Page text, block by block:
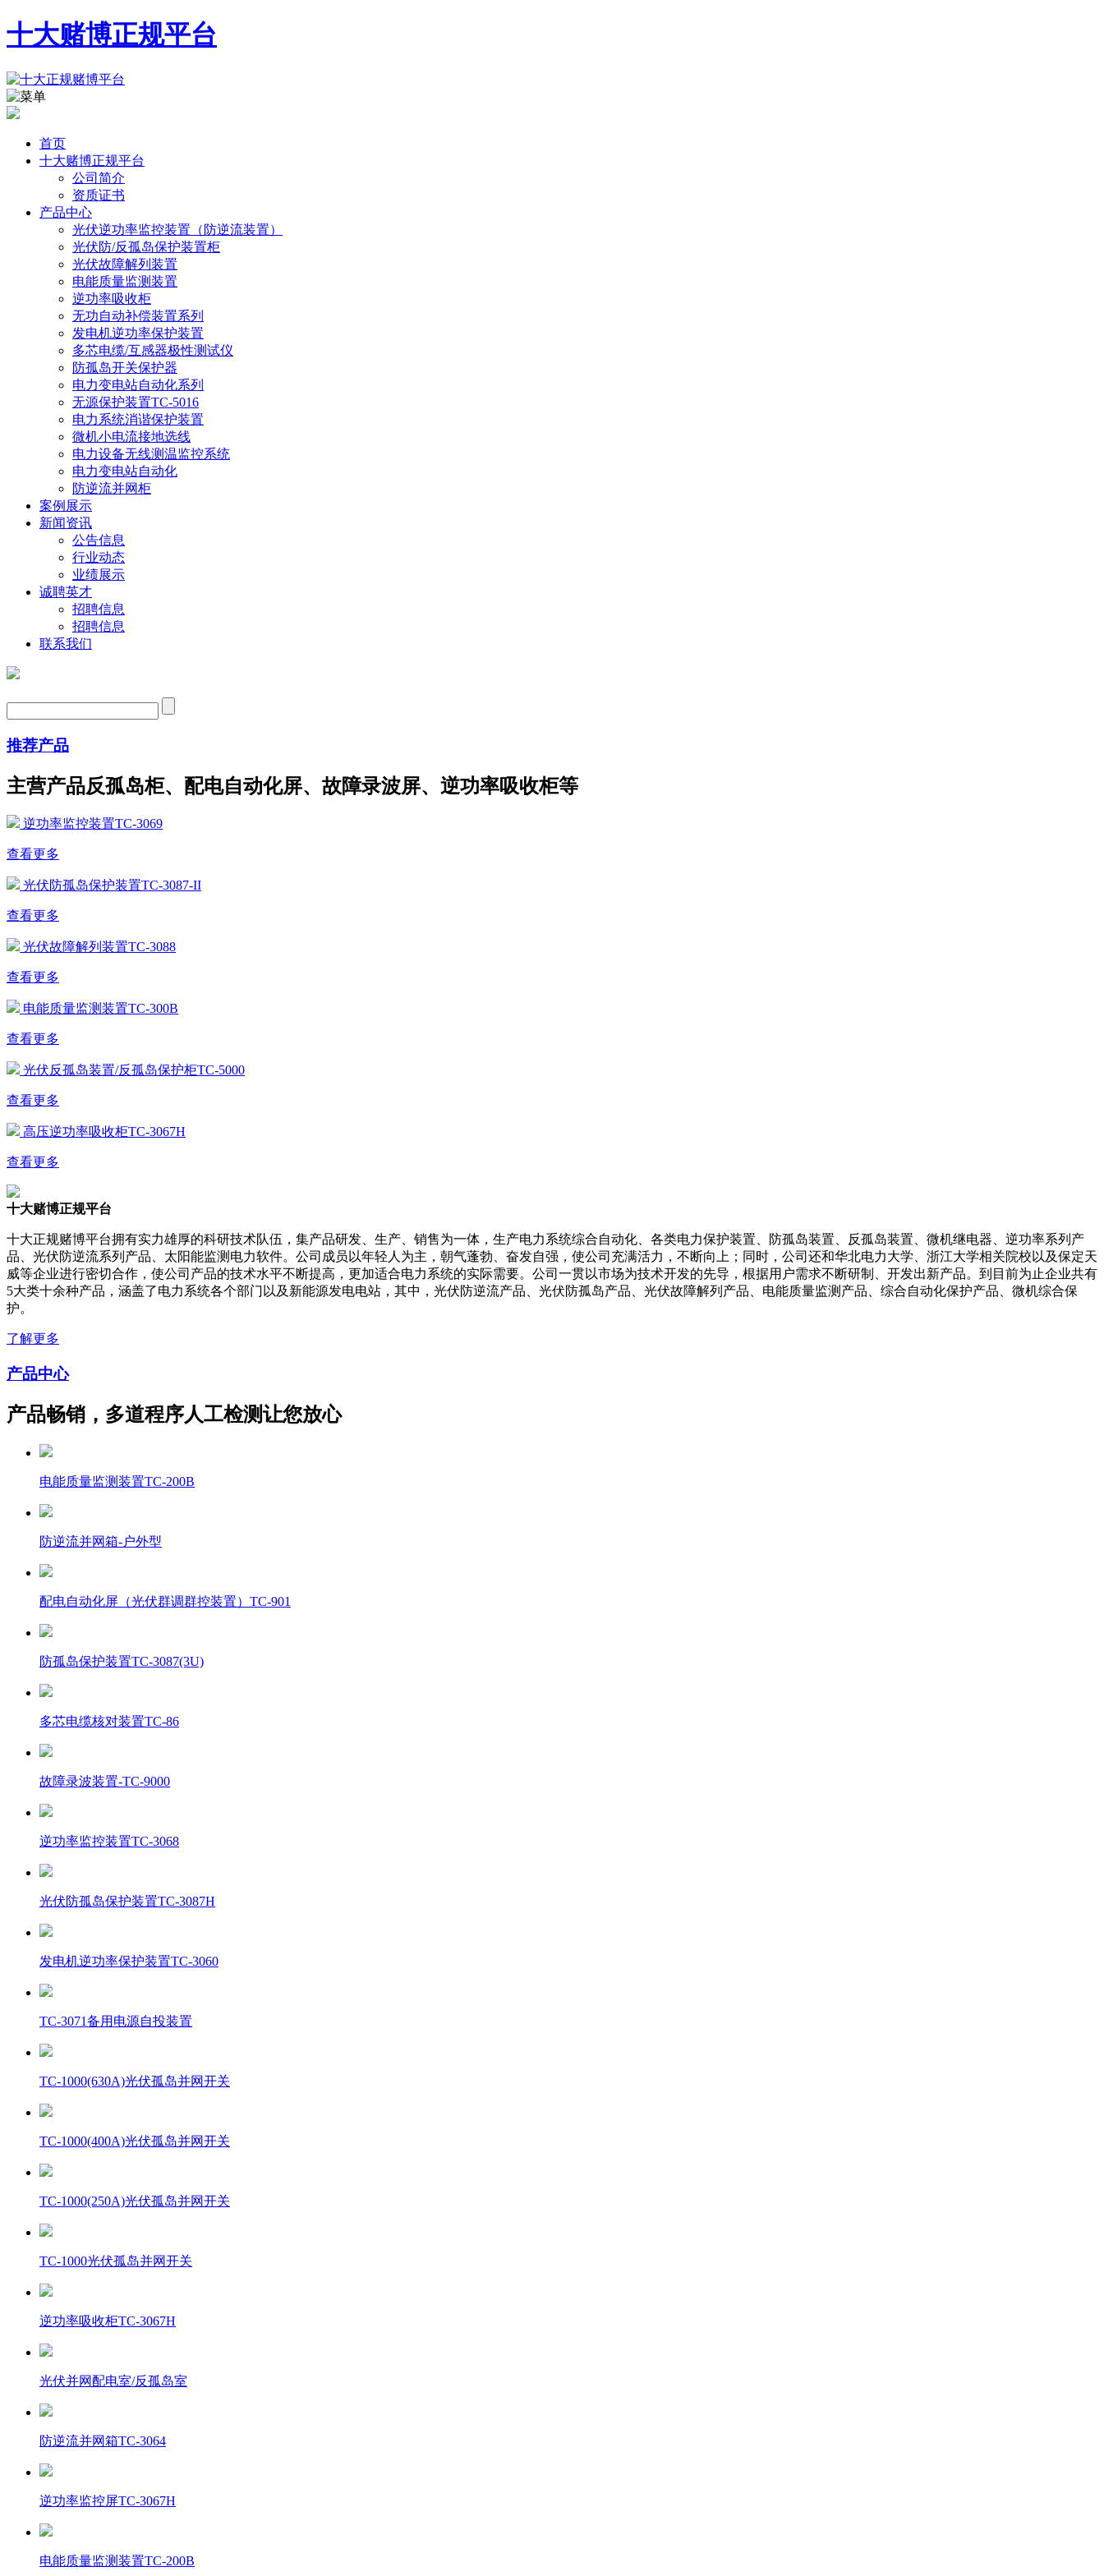
十大赌博正规平台
首页
十大赌博正规平台
公司简介
资质证书
产品中心
光伏逆功率监控装置（防逆流装置）
光伏防/反孤岛保护装置柜
光伏故障解列装置
电能质量监测装置
逆功率吸收柜
无功自动补偿装置系列
发电机逆功率保护装置
多芯电缆/互感器极性测试仪
防孤岛开关保护器
电力变电站自动化系列
无源保护装置TC-5016
电力系统消谐保护装置
微机小电流接地选线
电力设备无线测温监控系统
电力变电站自动化
防逆流并网柜
案例展示
新闻资讯
公告信息
行业动态
业绩展示
诚聘英才
招聘信息
招聘信息
联系我们
推荐产品
主营产品反孤岛柜、配电自动化屏、故障录波屏、逆功率吸收柜等
逆功率监控装置TC-3069
查看更多
光伏防孤岛保护装置TC-3087-II
查看更多
光伏故障解列装置TC-3088
查看更多
电能质量监测装置TC-300B
查看更多
光伏反孤岛装置/反孤岛保护柜TC-5000
查看更多
高压逆功率吸收柜TC-3067H
查看更多
十大赌博正规平台
十大正规赌博平台拥有实力雄厚的科研技术队伍，集产品研发、生产、销售为一体，生产电力系统综合自动化、各类电力保护装置、防孤岛装置、反孤岛装置、微机继电器、逆功率系列产
品、光伏防逆流系列产品、太阳能监测电力软件。公司成员以年轻人为主，朝气蓬勃、奋发自强，使公司充满活力，不断向上；同时，公司还和华北电力大学、浙江大学相关院校以及保定天
威等企业进行密切合作，使公司产品的技术水平不断提高，更加适合电力系统的实际需要。公司一贯以市场为技术开发的先导，根据用户需求不断研制、开发出新产品。到目前为止企业共有
5大类十余种产品，涵盖了电力系统各个部门以及新能源发电电站，其中，光伏防逆流产品、光伏防孤岛产品、光伏故障解列产品、电能质量监测产品、综合自动化保护产品、微机综合保
护。
了解更多
产品中心
产品畅销，多道程序人工检测让您放心
电能质量监测装置TC-200B
防逆流并网箱-户外型
配电自动化屏（光伏群调群控装置）TC-901
防孤岛保护装置TC-3087(3U)
多芯电缆核对装置TC-86
故障录波装置-TC-9000
逆功率监控装置TC-3068
光伏防孤岛保护装置TC-3087H
发电机逆功率保护装置TC-3060
TC-3071备用电源自投装置
TC-1000(630A)光伏孤岛并网开关
TC-1000(400A)光伏孤岛并网开关
TC-1000(250A)光伏孤岛并网开关
TC-1000光伏孤岛并网开关
逆功率吸收柜TC-3067H
光伏并网配电室/反孤岛室
防逆流并网箱TC-3064
逆功率监控屏TC-3067H
电能质量监测装置TC-200B